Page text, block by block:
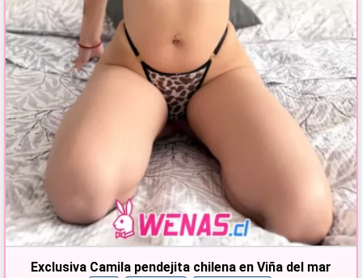
Exclusiva Camila pendejita chilena en Viña del mar